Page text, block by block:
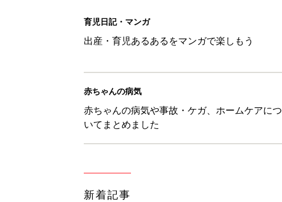
育児日記・マンガ
出産・育児あるあるをマンガで楽しもう
赤ちゃんの病気
赤ちゃんの病気や事故・ケガ、ホームケアにつ
いてまとめました
新着記事